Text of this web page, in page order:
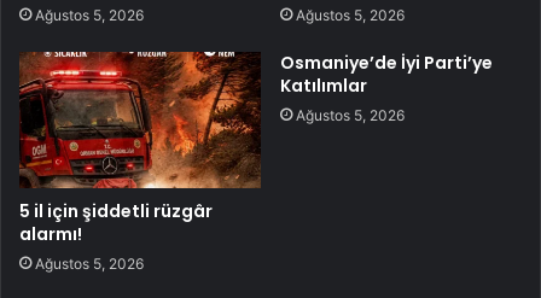
Ağustos 5, 2026 Ağustos 5, 2026
5 il için şiddetli rüzgâr
alarmı!
Ağustos 5, 2026
Osmaniye’de İyi Parti’ye
Katılımlar
Ağustos 5, 2026